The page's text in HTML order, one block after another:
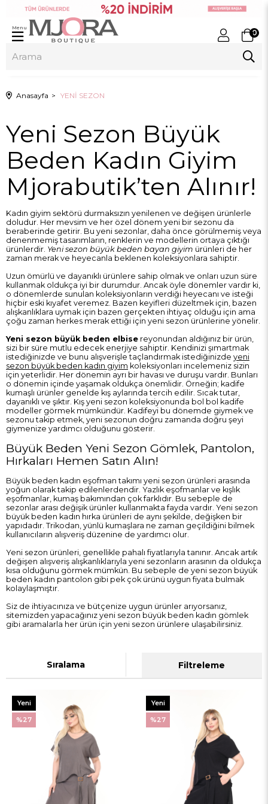
0
Menu
Anasayfa YENİ SEZON
Yeni Sezon Büyük
Beden Kadın Giyim
Mjorabutik’ten Alınır!
Kadın giyim sektörü durmaksızın yenilenen ve değişen ürünlerle
doludur. Her mevsim ve her özel dönem yeni bir sezonu da
beraberinde getirir. Bu yeni sezonlar, daha önce görülmemiş veya
denenmemiş tasarımların, renklerin ve modellerin ortaya çıktığı
ürünlerdir. Yeni sezon büyük beden bayan giyim ürünleri de her
zaman merak ve heyecanla beklenen koleksiyonlara sahiptir.
Uzun ömürlü ve dayanıklı ürünlere sahip olmak ve onları uzun süre
kullanmak oldukça iyi bir durumdur. Ancak öyle dönemler vardır ki,
o dönemlerde sunulan koleksiyonların verdiği heyecanı ve isteği
hiçbir eski kıyafet veremez. Bazen keyifleri düzeltmek için, bazen
alışkanlıklara uymak için bazen gerçekten ihtiyaç olduğu için ama
çoğu zaman herkes merak ettiği için yeni sezon ürünlerine yönelir.
Yeni sezon büyük beden elbise reyonundan aldığınız bir ürün,
sizi bir süre mutlu edecek enerjiye sahiptir. Kendinizi şımartmak
istediğinizde ve bunu alışverişle taçlandırmak istediğinizde yeni
sezon büyük beden kadın giyim koleksiyonları incelemeniz sizin
için yeterlidir. Her dönemin ayrı bir havası ve duruşu vardır. Bunları
o dönemin içinde yaşamak oldukça önemlidir. Örneğin; kadife
kumaşlı ürünler genelde kış aylarında tercih edilir. Sıcak tutar,
dayanıklı ve şıktır. Kış yeni sezon koleksiyonunda bol bol kadife
modeller görmek mümkündür. Kadifeyi bu dönemde giymek ve
sezonu takip etmek, yeni sezonun doğru zamanda doğru şeyi
giymenize yardımcı olduğunu gösterir.
Büyük Beden Yeni Sezon Gömlek, Pantolon,
Hırkaları Hemen Satın Alın!
Büyük beden kadın eşofman takımı yeni sezon ürünleri arasında
yoğun olarak takip edilenlerdendir. Yazlık eşofmanlar ve kışlık
eşofmanlar, kumaş bakımından çok farklıdır. Bu sebeple de
sezonlar arası değişik ürünler kullanmakta fayda vardır. Yeni sezon
büyük beden kadın hırka ürünleri de aynı şekilde, değişken bir
yapıdadır. Trikodan, yünlü kumaşlara ne zaman geçildiğini bilmek
kullanıcıların alışveriş düzenine de yardımcı olur.
Yeni sezon ürünleri, genellikle pahalı fiyatlarıyla tanınır. Ancak artık
değişen alışveriş alışkanlıklarıyla yeni sezonların arasının da oldukça
kısa olduğunu görmek mümkün. Bu sebeple de yeni sezon büyük
beden kadın pantolon gibi pek çok ürünü uygun fiyata bulmak
kolaylaşmıştır.
Siz de ihtiyacınıza ve bütçenize uygun ürünler arıyorsanız,
sitemizden yapacağınız yeni sezon büyük beden kadın gömlek
gibi aramalarla her ürün için yeni sezon ürünlere ulaşabilirsiniz.
Filtreleme
Sıralama
Yeni
Ürün
%27
Yeni
Ürün
%27